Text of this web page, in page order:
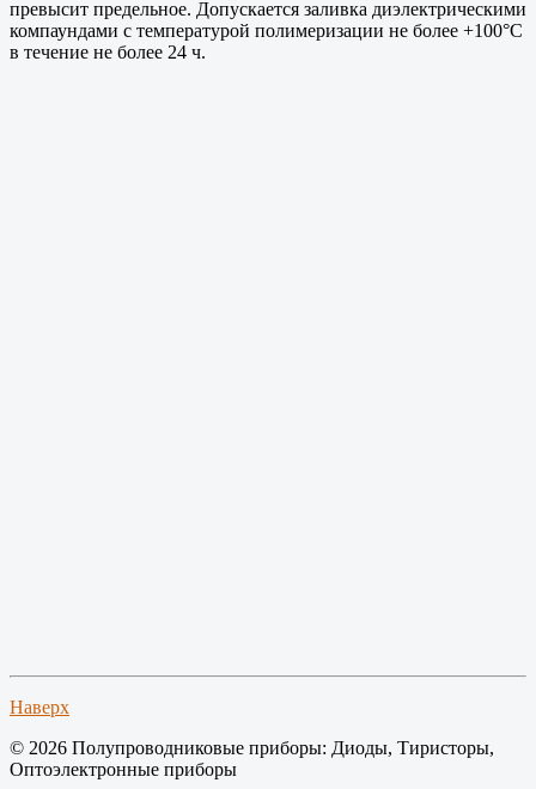
превысит предельное. Допускается заливка диэлектрическими
компаундами с температурой полимеризации не более +100°С
в течение не более 24 ч.
Наверх
© 2026 Полупроводниковые приборы: Диоды, Тиристоры,
Оптоэлектронные приборы